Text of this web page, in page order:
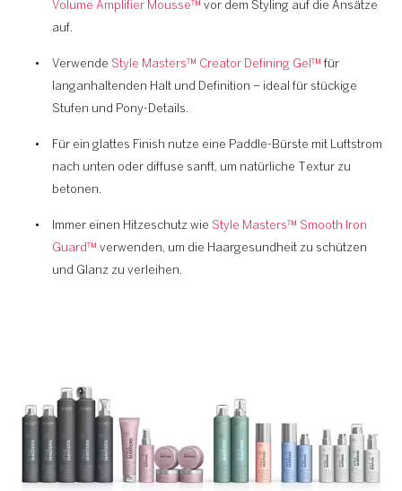
Volume Amplifier Mousse™ vor dem Styling auf die Ansätze
auf.
Verwende Style Masters™ Creator Defining Gel™ für
langanhaltenden Halt und Definition – ideal für stückige
Stufen und Pony-Details.
Für ein glattes Finish nutze eine Paddle-Bürste mit Luftstrom
nach unten oder diffuse sanft, um natürliche Textur zu
betonen.
Immer einen Hitzeschutz wie Style Masters™ Smooth Iron
Guard™ verwenden, um die Haargesundheit zu schützen
und Glanz zu verleihen.